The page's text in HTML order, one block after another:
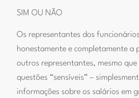
SIM OU NÃO
Os representantes dos
honestamente e completamente a
outros representantes, mesmo
questões “sensíveis” –
informações sobre os salários em